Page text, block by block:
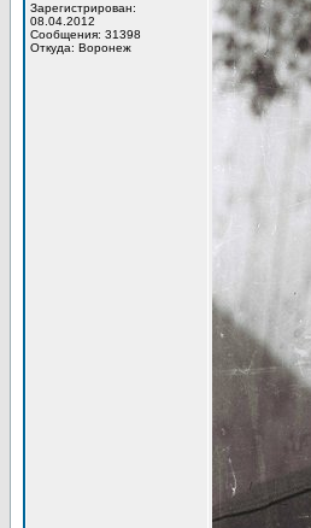
Зарегистрирован:
08.04.2012
Сообщения: 31398
Откуда: Воронеж